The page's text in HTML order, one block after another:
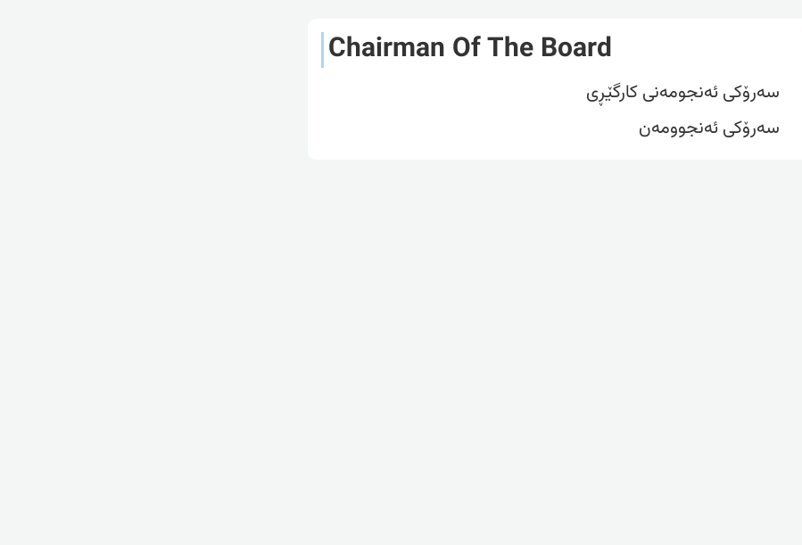
Chairman Of The Board
سەرۆکی ئەنجومەنی کارگێڕی
سەرۆکی ئەنجوومەن